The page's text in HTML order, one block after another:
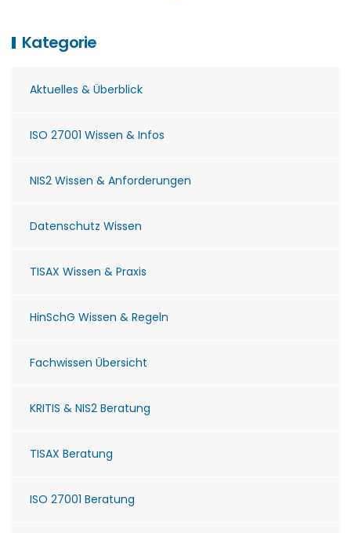
Kategorie
Aktuelles & Überblick
ISO 27001 Wissen & Infos
NIS2 Wissen & Anforderungen
Datenschutz Wissen
TISAX Wissen & Praxis
HinSchG Wissen & Regeln
Fachwissen Übersicht
KRITIS & NIS2 Beratung
TISAX Beratung
ISO 27001 Beratung